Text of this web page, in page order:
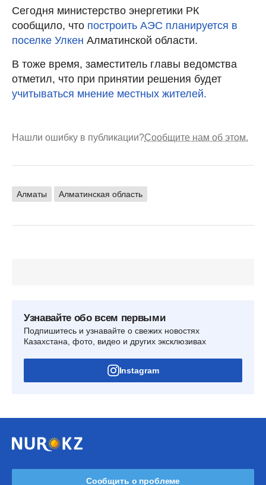
Сегодня министерство энергетики РК
сообщило, что построить АЭС планируется в
поселке Улкен Алматинской области.
В тоже время, заместитель главы ведомства
отметил, что при принятии решения будет
учитываться мнение местных жителей.
Нашли ошибку в публикации?Сообщите нам об этом.
Алматы Алматинская область
Узнавайте обо всем первыми
Подпишитесь и узнавайте о свежих новостях
Казахстана, фото, видео и других эксклюзивах
Instagram
Сообщить о проблеме